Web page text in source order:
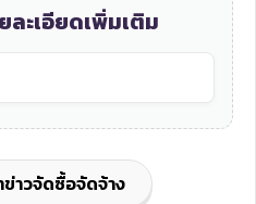
ละเอียดเพิ่มเติม
าวจัดซื้อจัดจ้าง